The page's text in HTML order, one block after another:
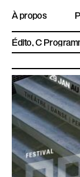
t
e
f
o
r
m
e
P
a
r
a
À propos
Édito